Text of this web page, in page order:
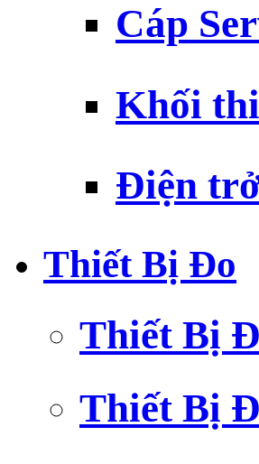
Cáp
Khối
Điện
Thiết Bị Đo
Thiết Bị
Thiết Bị